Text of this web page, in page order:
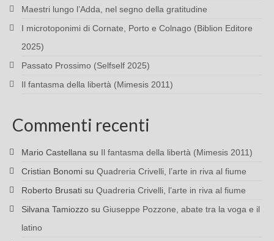
Maestri lungo l’Adda, nel segno della gratitudine
I microtoponimi di Cornate, Porto e Colnago (Biblion Editore
2025)
Passato Prossimo (Selfself 2025)
Il fantasma della libertà (Mimesis 2011)
Commenti recenti
Mario Castellana su Il fantasma della libertà (Mimesis 2011)
Cristian Bonomi su Quadreria Crivelli, l’arte in riva al fiume
Roberto Brusati su Quadreria Crivelli, l’arte in riva al fiume
Silvana Tamiozzo su Giuseppe Pozzone, abate tra la voga e il
latino